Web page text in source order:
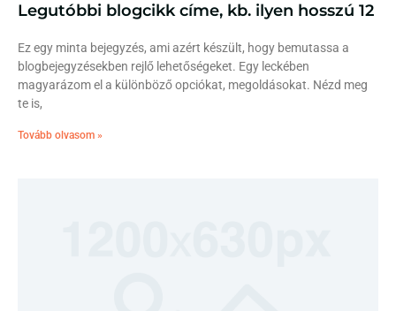
Legutóbbi blogcikk címe, kb. ilyen hosszú 12
Ez egy minta bejegyzés, ami azért készült, hogy bemutassa a
blogbejegyzésekben rejlő lehetőségeket. Egy leckében
magyarázom el a különböző opciókat, megoldásokat. Nézd meg
te is,
Tovább olvasom »